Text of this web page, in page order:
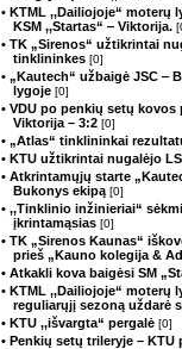
• KTML ,,Dailiojoje“ moterų
KSM ,,Startas“ ‒ Viktorija.
• TK „Sirenos“ užtikrintai
tinklininkes [0]
• „Kautech“ užbaigė JSC ‒
lygoje [0]
• VDU po penkių setų kovos
Viktorija – 3:2 [0]
• „Atlas“ tinklininkai
• KTU užtikrintai nugalėjo
• Atkrintamųjų starte
Bukonys ekipą [0]
• ,,Tinklinio inžinieriai“
įkrintamąsias [0]
• TK „Sirenos Kaunas“
prieš „Kauno kolegija &
• Atkakli kova baigėsi SM
• KTML ,,Dailiojoje“ moterų
reguliarųjį sezoną uždarė
• KTU ,,išvargta“ pergalė [0]
• Penkių setų trileryje – KTU